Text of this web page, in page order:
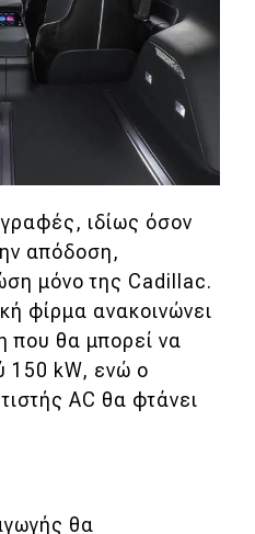
ιδίως όσον
απόδοση,
μόνο της Cadillac.
φίρμα ανακοινώνει
που θα μπορεί να
150 kW, ενώ ο
AC θα φτάνει
θα